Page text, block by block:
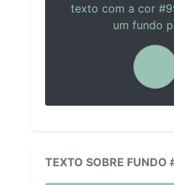
texto com a cor
um fundo
TEXTO SOBRE